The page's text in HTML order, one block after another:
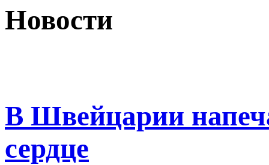
Новости
В Швейцарии
сердце